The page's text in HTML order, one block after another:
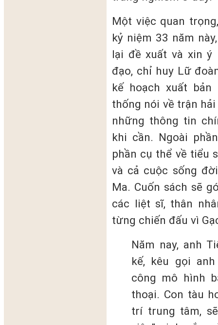
Một việc quan
kỷ niệm 33 năm
lại đề xuất và xin ý
đạo, chỉ huy Lữ
kế hoạch xuất
thống nói về trận
những thông tin
khi cần. Ngoài
phần cụ thể về tiểu
và cả cuộc sống
Ma. Cuốn sách sẽ
các liệt sĩ, thân
từng chiến đấu vì
Năm nay, anh
kế, kêu gọi
công mô hình
thoại. Con tàu
trí trung tâm,